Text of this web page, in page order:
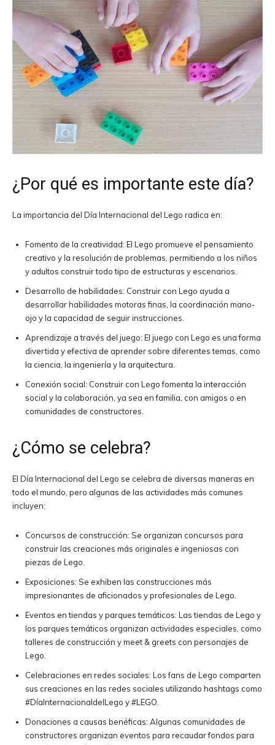
¿Por qué es importante este día?
La importancia del Día Internacional del Lego radica en:
Fomento de la creatividad: El Lego promueve el pensamiento
creativo y la resolución de problemas, permitiendo a los niños
y adultos construir todo tipo de estructuras y escenarios.
Desarrollo de habilidades: Construir con Lego ayuda a
desarrollar habilidades motoras finas, la coordinación mano-
ojo y la capacidad de seguir instrucciones.
Aprendizaje a través del juego: El juego con Lego es una forma
divertida y efectiva de aprender sobre diferentes temas, como
la ciencia, la ingeniería y la arquitectura.
Conexión social: Construir con Lego fomenta la interacción
social y la colaboración, ya sea en familia, con amigos o en
comunidades de constructores.
¿Cómo se celebra?
El Día Internacional del Lego se celebra de diversas maneras en
todo el mundo, pero algunas de las actividades más comunes
incluyen:
Concursos de construcción: Se organizan concursos para
construir las creaciones más originales e ingeniosas con
piezas de Lego.
Exposiciones: Se exhiben las construcciones más
impresionantes de aficionados y profesionales de Lego.
Eventos en tiendas y parques temáticos: Las tiendas de Lego y
los parques temáticos organizan actividades especiales, como
talleres de construcción y meet & greets con personajes de
Lego.
Celebraciones en redes sociales: Los fans de Lego comparten
sus creaciones en las redes sociales utilizando hashtags como
#DíaInternacionaldelLego y #LEGO.
Donaciones a causas benéficas: Algunas comunidades de
constructores organizan eventos para recaudar fondos para